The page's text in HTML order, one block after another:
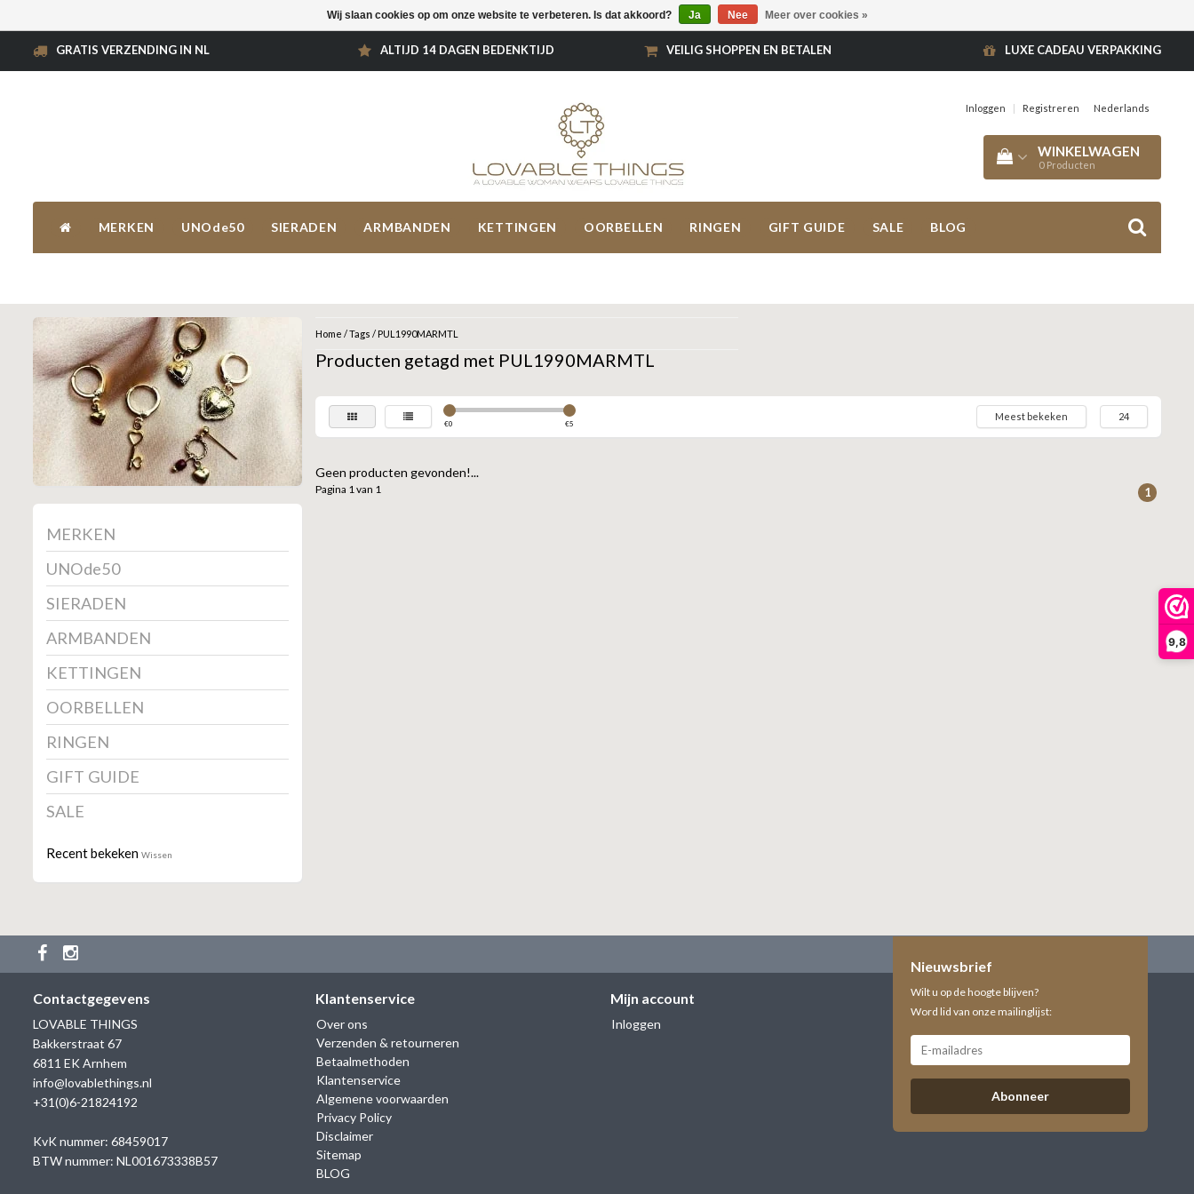
9,8
GRATIS VERZENDING IN NL ALTIJD 14 DAGEN BEDENKTIJD VEILIG SHOPPEN EN BETALEN LUXE CADEAU VERPAKKING
Inloggen | Registreren Nederlands
WINKELWAGEN
0 Producten
MERKEN UNOde50 SIERADEN ARMBANDEN KETTINGEN OORBELLEN RINGEN GIFT GUIDE SALE BLOG
MERKEN
UNOde50
SIERADEN
ARMBANDEN
KETTINGEN
OORBELLEN
RINGEN
GIFT GUIDE
SALE
Recent bekeken Wissen
Home /Tags / PUL1990MARMTL
Producten getagd met PUL1990MARMTL
€0 €5
Meest bekeken 24
Geen producten gevonden!...
Pagina 1 van 1 1
Contactgegevens
LOVABLE THINGS
Bakkerstraat 67
6811 EK Arnhem
info@lovablethings.nl
+31(0)6-21824192
KvK nummer: 68459017
BTW nummer: NL001673338B57
Klantenservice
Over ons
Verzenden & retourneren
Betaalmethoden
Klantenservice
Algemene voorwaarden
Privacy Policy
Disclaimer
Sitemap
BLOG
Mijn account
Inloggen
Nieuwsbrief
Wilt u op de hoogte blijven?
Word lid van onze mailinglijst:
Abonneer
Wij slaan cookies op om onze website te verbeteren. Is dat akkoord? Ja Nee Meer over cookies »